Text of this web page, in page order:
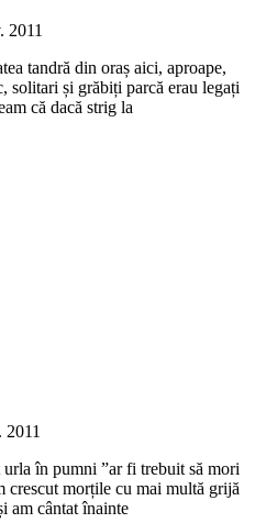
2011
tandră din oraș aici, aproape,
solitari și grăbiți parcă erau legați
că dacă strig la
2011
urla în pumni ”ar fi trebuit să mori
crescut morțile cu mai multă grijă
am cântat înainte